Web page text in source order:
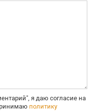
я даю согласие на
политику